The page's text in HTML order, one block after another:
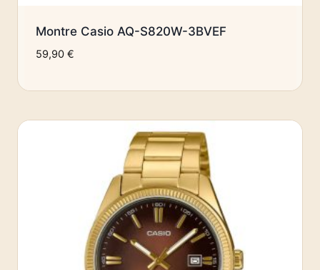
Montre Casio AQ-S820W-3BVEF
59,90 €